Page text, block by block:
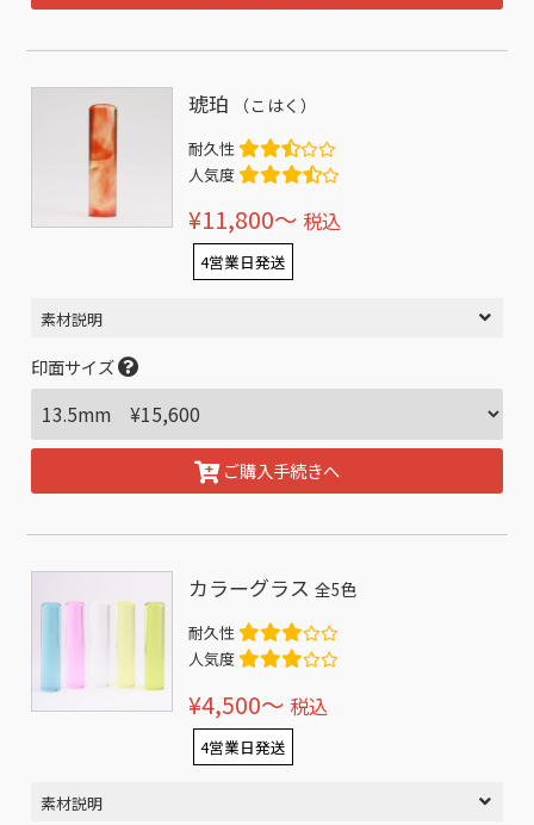
琥珀 （こはく）
耐久性
人気度
¥11,800〜 税込
4営業日発送
素材説明
印面サイズ
ご購入手続きへ
カラーグラス全5色
耐久性
人気度
¥4,500〜 税込
4営業日発送
素材説明